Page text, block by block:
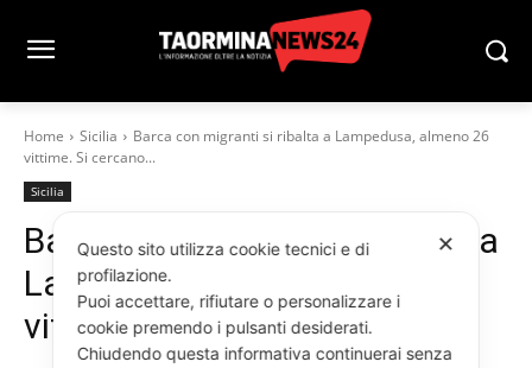
Home Sicilia
Barca con migranti si ribalta a Lampedusa, almeno 26
vittime. Si cercano...
Sicilia
Barca con migranti si ribalta a
Lampedusa, almeno 26
vittime. Si cercano i dispersi
✕
Questo sito utilizza cookie tecnici e di
profilazione.
Puoi accettare, rifiutare o personalizzare i
cookie premendo i pulsanti desiderati.
Chiudendo questa informativa continuerai senza